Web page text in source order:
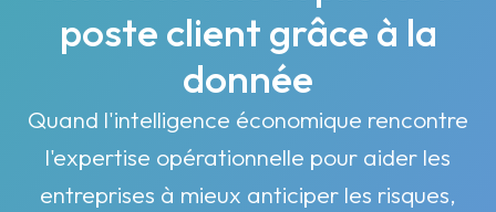
poste client grâce à la
donnée
Quand l'intelligence économique rencontre
l'expertise opérationnelle pour aider les
entreprises à mieux anticiper les risques,